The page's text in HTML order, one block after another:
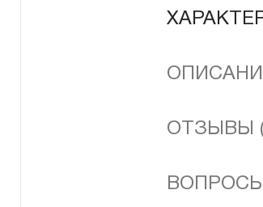
ОТЗЫВЫ
ВОПРОСЫ